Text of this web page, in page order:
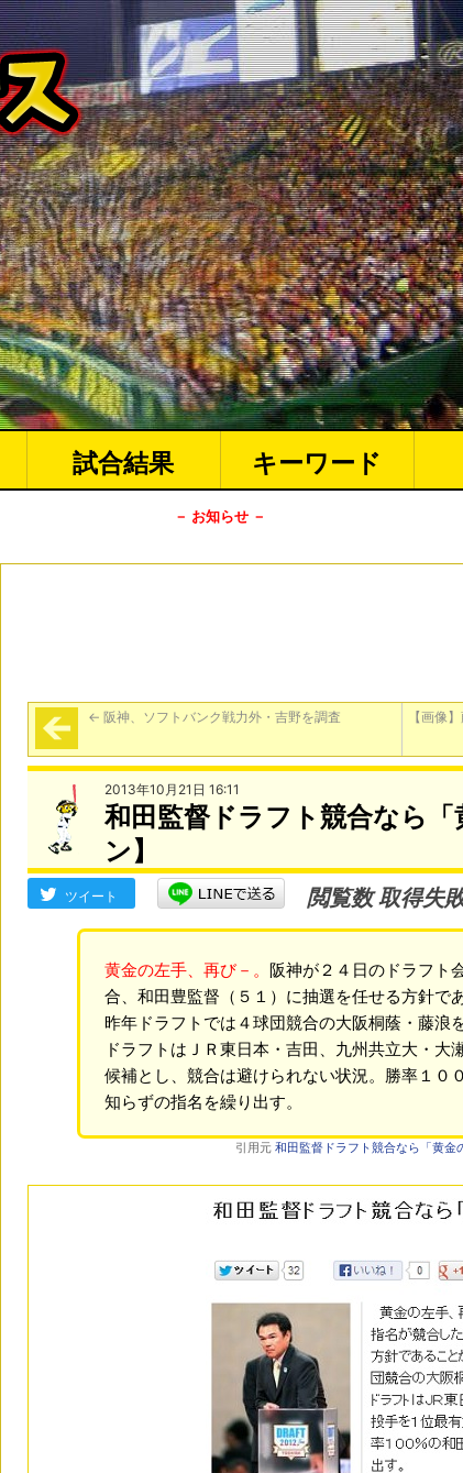
試合結果 キーワード
－ お知らせ －
← 阪神、ソフトバンク戦力外・吉野を調査 【画像
2013年10月21日 16:11
和田監督ドラフト競合なら
ン】
ツイート 閲覧数 取得失
黄金の左手、再び－。 阪神が２４日のドラフト
合、和田豊監督（５１）に抽選を任せる方針で
昨年ドラフトでは４球団競合の大阪桐蔭・藤浪
ドラフトはＪＲ東日本・吉田、九州共立大・大
候補とし、競合は避けられない状況。勝率１０
知らずの指名を繰り出す。
引用元 和田監督ドラフト競合なら「黄